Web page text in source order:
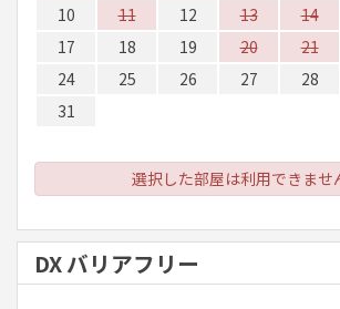
10
11 12 13 14
17
18 19 20 21
24
25 26 27 28
31
選択した部屋は利用できませ
DX バリアフリー